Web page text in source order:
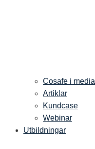
Cosafe i media
Artiklar
Kundcase
Webinar
Utbildningar